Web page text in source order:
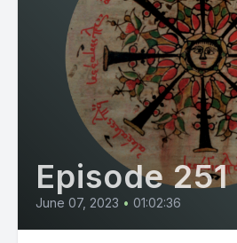
Episode 251
June 07, 2023 • 01:02:36